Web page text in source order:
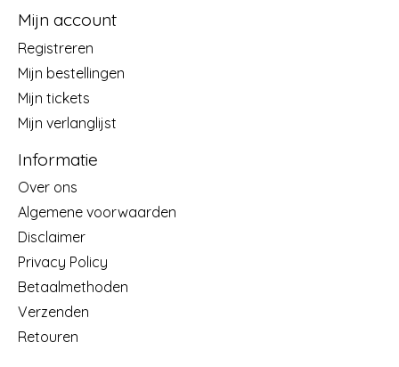
Mijn account
Registreren
Mijn bestellingen
Mijn tickets
Mijn verlanglijst
Informatie
Over ons
Algemene voorwaarden
Disclaimer
Privacy Policy
Betaalmethoden
Verzenden
Retouren